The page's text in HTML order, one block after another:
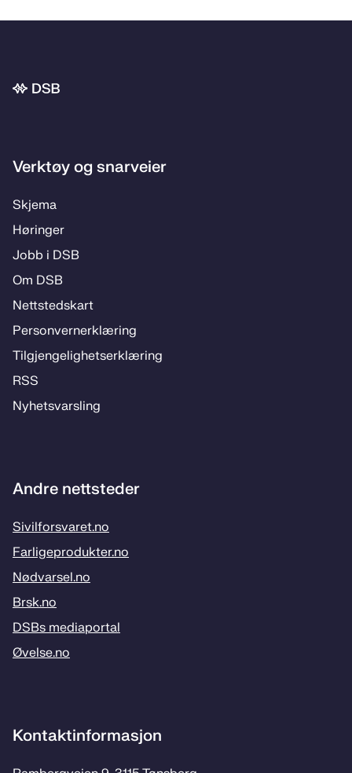
Bunnområde
Verktøy og snarveier
Skje­­ma
Hø­rin­­ger
Jobb i DSB
Om DSB
Nett­steds­­kart
Per­­son­ver­n­er­klæ­­ring
Til­­­gjen­­ge­­lig­hets­­er­klæ­­ring
RSS
Ny­hets­­vars­­ling
Andre nettsteder
Sivilforsvaret.no
Farligeprodukter.no
Nødvarsel.no
Brsk.no
DSBs mediaportal
Øvelse.no
Kontaktinformasjon